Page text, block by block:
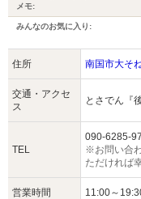
メモ:
みんなのお気に入り:
住所 南国市大そ
交通・アクセ
ス
とさでん『
TEL
090-6285-
※お問い合
ただければ
営業時間 11:00～